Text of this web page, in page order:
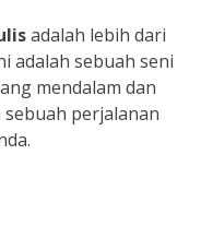
adalah lebih dari
adalah sebuah seni
mendalam dan
sebuah perjalanan